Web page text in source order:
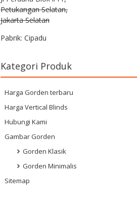
Petukangan Selatan,
Jakarta Selatan
Pabrik: Cipadu
Kategori Produk
Harga Gorden terbaru
Harga Vertical Blinds
Hubungi Kami
Gambar Gorden
Gorden Klasik
Gorden Minimalis
Sitemap